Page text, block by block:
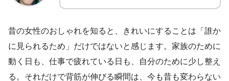
昔の女性のおしゃれを知ると、きれいにすることは「誰か
に見られるため」だけではないと感じます。家族のために
動く日も、仕事で疲れている日も、自分のために少し整え
る。それだけで背筋が伸びる瞬間は、今も昔も変わらない